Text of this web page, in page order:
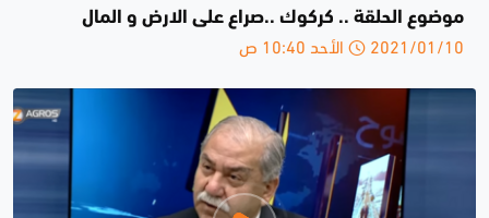
موضوع الحلقة .. كركوك ..صراع على الارض و المال
2021/01/10 الأحد 10:40 ص